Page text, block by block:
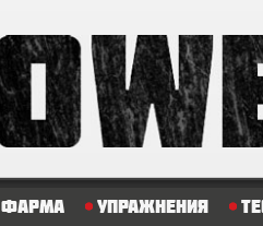
Фарма Упражнения